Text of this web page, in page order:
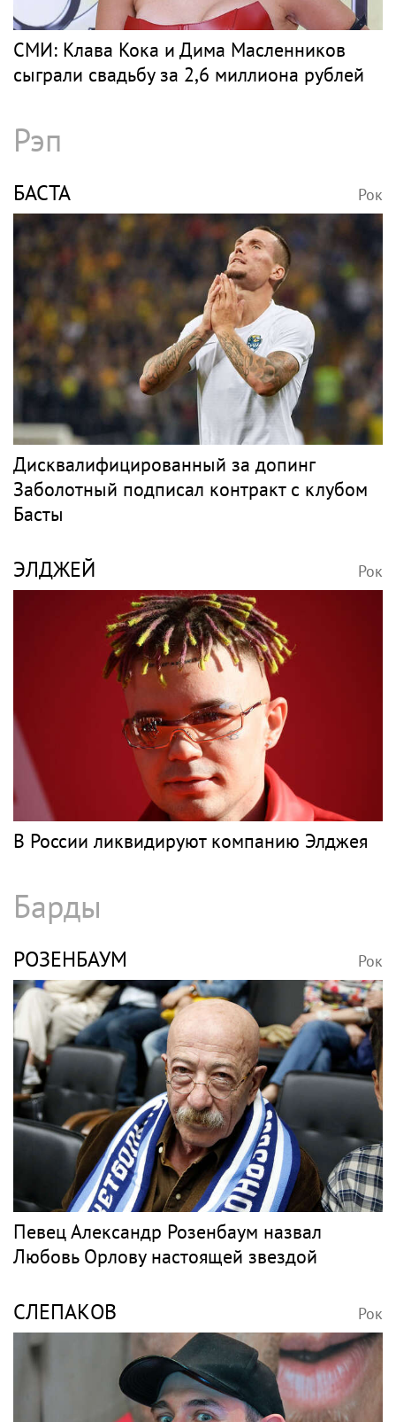
СМИ: Клава Кока и Дима Масленников
сыграли свадьбу за 2,6 миллиона рублей
Рэп
БАСТА Рок
Дисквалифицированный за допинг
Заболотный подписал контракт с клубом
Басты
ЭЛДЖЕЙ Рок
В России ликвидируют компанию Элджея
Барды
РОЗЕНБАУМ Рок
Певец Александр Розенбаум назвал
Любовь Орлову настоящей звездой
СЛЕПАКОВ Рок